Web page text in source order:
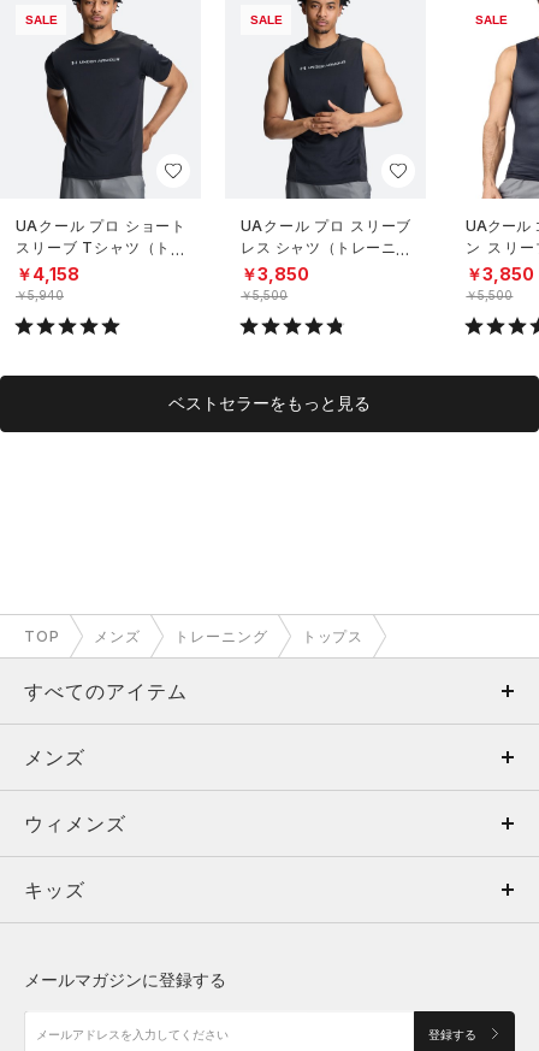
SALE
UAクール プロ ショート
スリーブ Tシャツ（トレ
ーニング/MEN）
￥4,158
￥5,940
SALE
UAクール プロ スリーブ
レス シャツ（トレーニン
グ/MEN）
￥3,850
￥5,500
SALE
UAクール
ン スリ
（トレー
￥3,850
￥5,500
ベストセラーをもっと見る
TOP メンズ トレーニング トップス
すべてのアイテム
メンズ
ウィメンズ
キッズ
アクセサリー
メンズ
トップス
ボトムス
アクセサリー
ウィメンズ
トップス
シューズ
キッズ
メールマガジンに登録する
登録する